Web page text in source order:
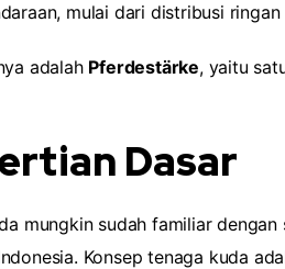
mulai dari distribusi
adalah Pferdestärke, yaitu
Dasar
mungkin sudah familiar dengan
Konsep tenaga kuda